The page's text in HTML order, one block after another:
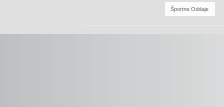
Športne Oddaje